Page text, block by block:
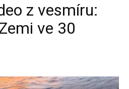
z vesmíru:
ve 30